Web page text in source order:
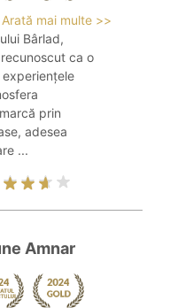
Arată mai multe >>
Bârlad,
ca o
prin
adesea
...
Amnar